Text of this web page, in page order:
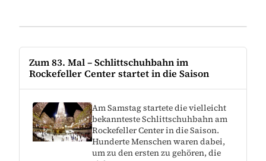
Zum 83. Mal – Schlittschuhbahn im
Rockefeller Center startet in die Saison
Am Samstag startete die vielleicht
bekannteste Schlittschuhbahn am
Rockefeller Center in die Saison.
Hunderte Menschen waren dabei,
um zu den ersten zu gehören, die